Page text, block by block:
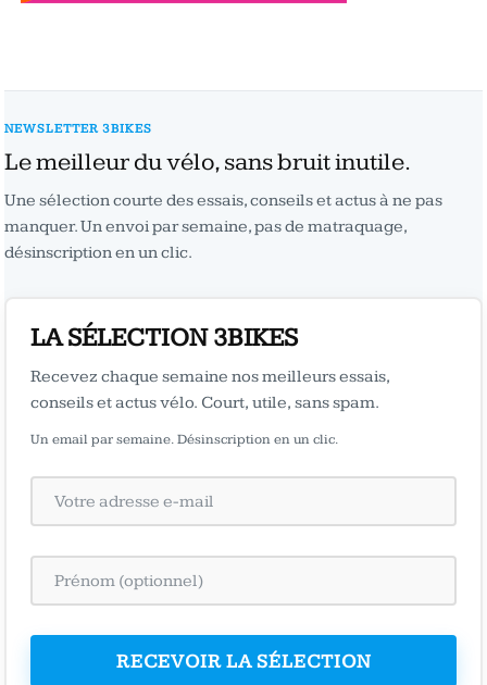
NEWSLETTER 3BIKES
Le meilleur du vélo, sans bruit inutile.
Une sélection courte des essais, conseils et actus à ne pas
manquer. Un envoi par semaine, pas de matraquage,
désinscription en un clic.
LA SÉLECTION 3BIKES
Recevez chaque semaine nos meilleurs essais,
conseils et actus vélo. Court, utile, sans spam.
Un email par semaine. Désinscription en un clic.
RECEVOIR LA SÉLECTION